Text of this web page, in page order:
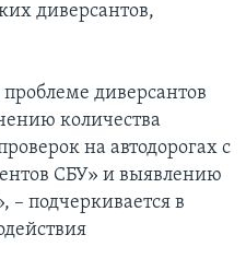
диверсантов,
диверсантов
количества
на автодорогах с
СБУ» и выявлению
подчеркивается в